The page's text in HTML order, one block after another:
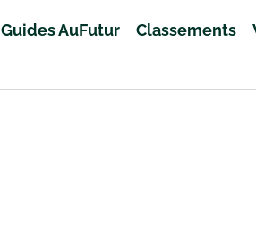
Guides AuFutur Classements